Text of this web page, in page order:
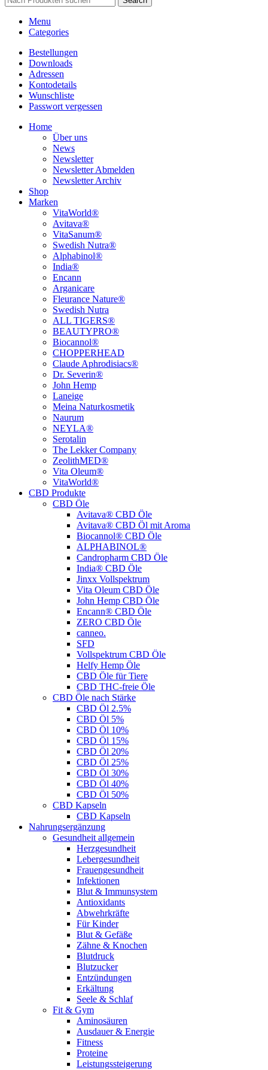
Menu
Categories
Bestellungen
Downloads
Adressen
Kontodetails
Wunschliste
Passwort vergessen
Home
Über uns
News
Newsletter
Newsletter Abmelden
Newsletter Archiv
Shop
Marken
VitaWorld®
Avitava®
VitaSanum®
Swedish Nutra®
Alphabinol®
India®
Encann
Arganicare
Fleurance Nature®
Swedish Nutra
ALL TIGERS®
BEAUTYPRO®
Biocannol®
CHOPPERHEAD
Claude Aphrodisiacs®
Dr. Severin®
John Hemp
Laneige
Meina Naturkosmetik
Naurum
NEYLA®
Serotalin
The Lekker Company
ZeolithMED®
Vita Oleum®
VitaWorld®
CBD Produkte
CBD Öle
Avitava® CBD Öle
Avitava® CBD Öl mit Aroma
Biocannol® CBD Öle
ALPHABINOL®
Candropharm CBD Öle
India® CBD Öle
Jinxx Vollspektrum
Vita Oleum CBD Öle
John Hemp CBD Öle
Encann® CBD Öle
ZERO CBD Öle
canneo.
SFD
Vollspektrum CBD Öle
Helfy Hemp Öle
CBD Öle für Tiere
CBD THC-freie Öle
CBD Öle nach Stärke
CBD Öl 2.5%
CBD Öl 5%
CBD Öl 10%
CBD Öl 15%
CBD Öl 20%
CBD Öl 25%
CBD Öl 30%
CBD Öl 40%
CBD Öl 50%
CBD Kapseln
CBD Kapseln
Nahrungsergänzung
Gesundheit allgemein
Herzgesundheit
Lebergesundheit
Frauengesundheit
Infektionen
Blut & Immunsystem
Antioxidants
Abwehrkräfte
Für Kinder
Blut & Gefäße
Zähne & Knochen
Blutdruck
Blutzucker
Entzündungen
Erkältung
Seele & Schlaf
Fit & Gym
Aminosäuren
Ausdauer & Energie
Fitness
Proteine
Leistungssteigerung